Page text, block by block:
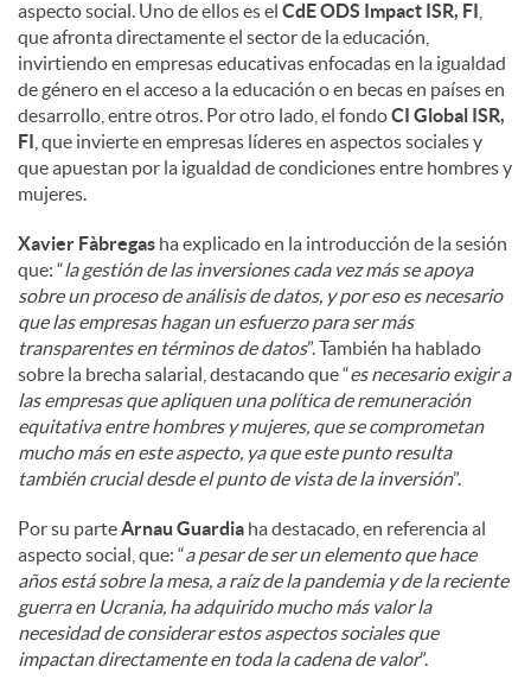
aspecto social. Uno de ellos es el CdE ODS Impact ISR, FI
que afronta directamente el sector de la educación,
invirtiendo en empresas educativas enfocadas en la igualdad
de género en el acceso a la educación o en becas en países en
desarrollo, entre otros. Por otro lado, el fondoCI Global ISR,
FI , que invierte en empresas líderes en aspectos sociales y
que apuestan por la igualdad de condiciones entre hombres y
mujeres.
Xavier Fàbregas ha explicado en la introducción de la sesión
que: “la gestión de las inversiones cada vez más se apoya
sobre un proceso de análisis de datos, y por eso es necesario
que las empresas hagan un esfuerzo para ser más
transparentes en términos de datos”. También ha hablado
sobre la brecha salarial, destacando que “es necesario exigir a
las empresas que apliquen una política de remuneración
equitativa entre hombres y mujeres, que se comprometan
mucho más en este aspecto, ya que este punto resulta
también crucial desde el punto de vista de la inversión”.
Por su parteArnau Guardia ha destacado, en referencia al
aspecto social, que: “a pesar de ser un elemento que hace
años está sobre la mesa, a raíz de la pandemia y de la reciente
guerra en Ucrania, ha adquirido mucho más valor la
necesidad de considerar estos aspectos sociales que
impactan directamente en toda la cadena de valor”.